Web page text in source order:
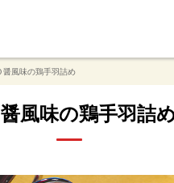
醤風味の鶏手羽詰め
醤風味の鶏手羽詰